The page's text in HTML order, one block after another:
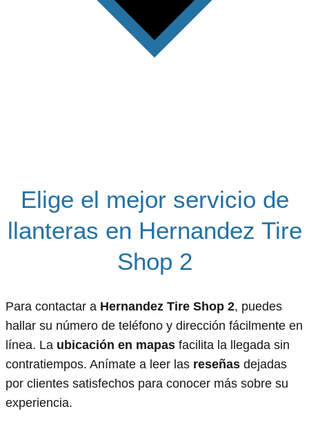
Elige el mejor servicio de
llanteras en Hernandez Tire
Shop 2
Para contactar a Hernandez Tire Shop 2, puedes
hallar su número de teléfono y dirección fácilmente en
línea. La ubicación en mapas facilita la llegada sin
contratiempos. Anímate a leer las reseñas dejadas
por clientes satisfechos para conocer más sobre su
experiencia.